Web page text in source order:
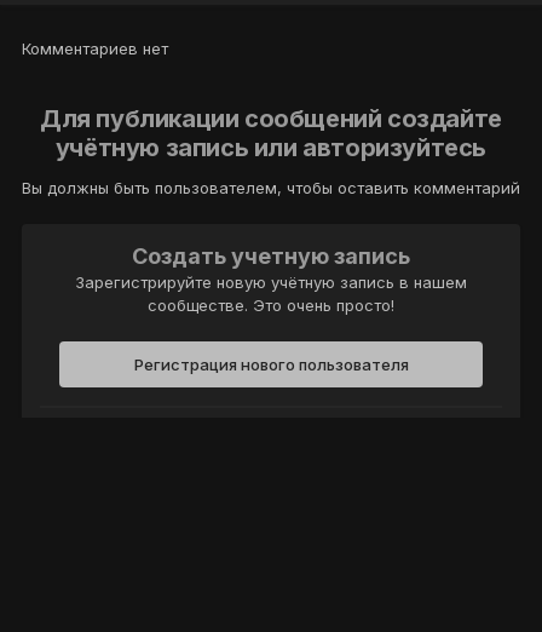
Комментариев нет
Для публикации сообщений создайте
учётную запись или авторизуйтесь
Вы должны быть пользователем, чтобы оставить комментарий
Создать учетную запись
Зарегистрируйте новую учётную запись в нашем
сообществе. Это очень просто!
Регистрация нового пользователя